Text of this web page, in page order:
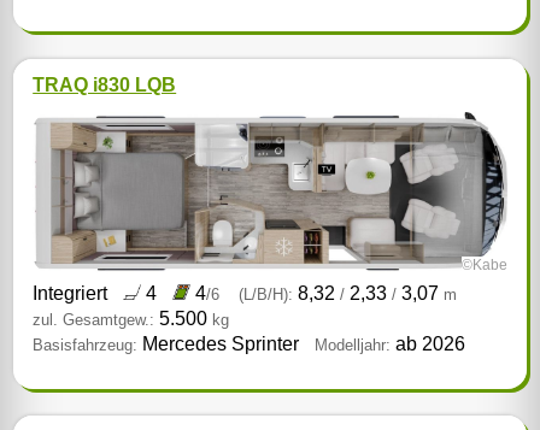
TRAQ i830 LQB
©Kabe
Integriert 4 4/6 (L/B/H): 8,32/ 2,33/ 3,07 m
zul. Gesamtgew.: 5.500 kg
Basisfahrzeug: Mercedes Sprinter Modelljahr: ab 2026